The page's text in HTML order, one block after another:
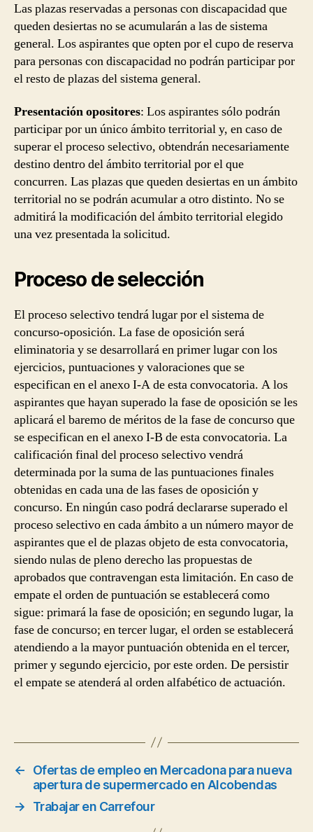
Las plazas reservadas a personas con discapacidad que
queden desiertas no se acumularán a las de sistema
general. Los aspirantes que opten por el cupo de reserva
para personas con discapacidad no podrán participar por
el resto de plazas del sistema general.
Presentación opositores: Los aspirantes sólo podrán
participar por un único ámbito territorial y, en caso de
superar el proceso selectivo, obtendrán necesariamente
destino dentro del ámbito territorial por el que
concurren. Las plazas que queden desiertas en un ámbito
territorial no se podrán acumular a otro distinto. No se
admitirá la modificación del ámbito territorial elegido
una vez presentada la solicitud.
Proceso de selección
El proceso selectivo tendrá lugar por el sistema de
concurso-oposición. La fase de oposición será
eliminatoria y se desarrollará en primer lugar con los
ejercicios, puntuaciones y valoraciones que se
especifican en el anexo I-A de esta convocatoria. A los
aspirantes que hayan superado la fase de oposición se les
aplicará el baremo de méritos de la fase de concurso que
se especifican en el anexo I-B de esta convocatoria. La
calificación final del proceso selectivo vendrá
determinada por la suma de las puntuaciones finales
obtenidas en cada una de las fases de oposición y
concurso. En ningún caso podrá declararse superado el
proceso selectivo en cada ámbito a un número mayor de
aspirantes que el de plazas objeto de esta convocatoria,
siendo nulas de pleno derecho las propuestas de
aprobados que contravengan esta limitación. En caso de
empate el orden de puntuación se establecerá como
sigue: primará la fase de oposición; en segundo lugar, la
fase de concurso; en tercer lugar, el orden se establecerá
atendiendo a la mayor puntuación obtenida en el tercer,
primer y segundo ejercicio, por este orden. De persistir
el empate se atenderá al orden alfabético de actuación.
←
Ofertas de empleo en Mercadona para nueva
apertura de supermercado en Alcobendas
→
Trabajar en Carrefour